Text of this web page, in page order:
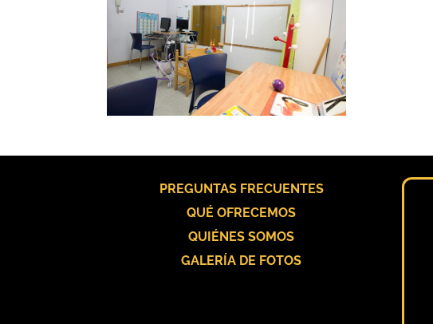
PREGUNTAS FRECUENTES
QUÉ OFRECEMOS
QUIÉNES SOMOS
GALERÍA DE FOTOS